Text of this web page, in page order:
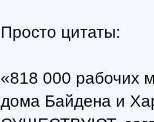
Просто цитаты:
«818 000 рабочих
дома Байдена и